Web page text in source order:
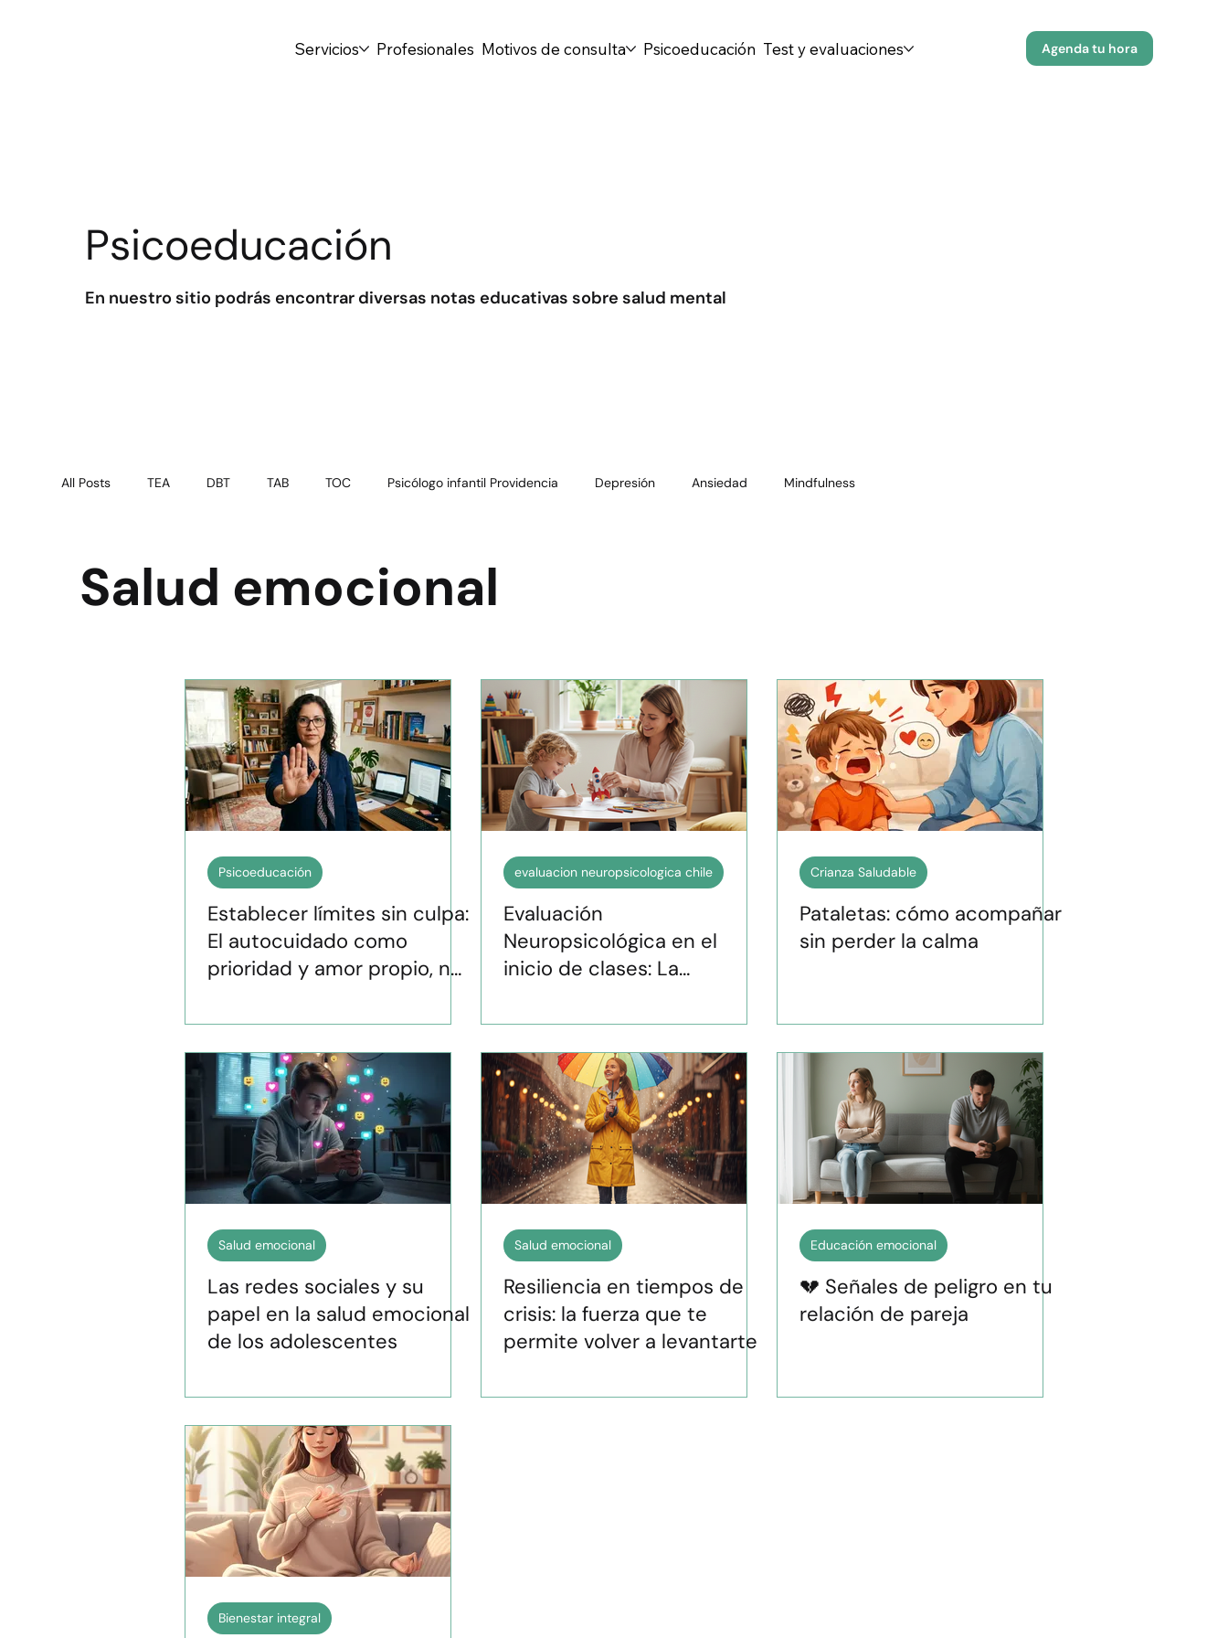
Servicios Profesionales Motivos de consulta Psicoeducación Test y evaluaciones Agenda tu hora
Psicoeducación
En nuestro sitio podrás encontrar diversas notas educativas sobre salud mental
All Posts TEA DBT TAB TOC Psicólogo infantil Providencia Depresión Ansiedad Mindfulness
Educación en Salud Educación emocional Adolescentes Salud escolar Educación emocional
Prevención psicológica Salud infantil Apoyo emocional Psicología infantil Salud mental
Salud emocional
Psicoeducación
Establecer límites sin culpa:
El autocuidado como
prioridad y amor propio, no
evaluacion neuropsicologica chile
Evaluación
Neuropsicológica en el
inicio de clases: La
diagnóstico oportuno para
el éxito académico.
Crianza Saludable
Pataletas: cómo acompañar
sin perder la calma
Salud emocional
Las redes sociales y su
papel en la salud emocional
de los adolescentes
Salud emocional
Resiliencia en tiempos de
crisis: la fuerza que te
permite volver a levantarte
Educación emocional
💔 Señales de peligro en tu
relación de pareja
Bienestar integral